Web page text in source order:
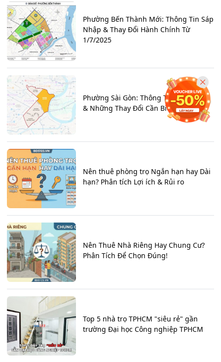
Phường Bến Thành Mới: Thông Tin Sáp
Nhập & Thay Đổi Hành Chính Từ
1/7/2025
Phường Sài Gòn: Thông Tin Sáp Nhập
& Những Thay Đổi Cần Biết
Nên thuê phòng trọ Ngắn hạn hay Dài
hạn? Phân tích Lợi ích & Rủi ro
Nên Thuê Nhà Riêng Hay Chung Cư?
Phân Tích Để Chọn Đúng!
Top 5 nhà trọ TPHCM "siêu rẻ" gần
trường Đại học Công nghiệp TPHCM